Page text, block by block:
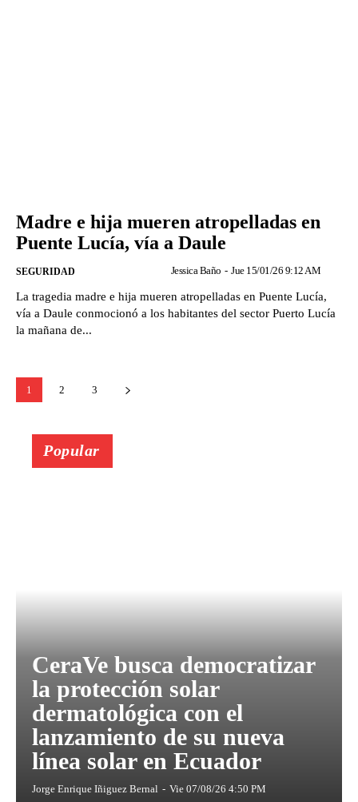
Madre e hija mueren atropelladas en
Puente Lucía, vía a Daule
SEGURIDAD Jessica Baño - Jue 15/01/26 9:12 AM
La tragedia madre e hija mueren atropelladas en Puente Lucía,
vía a Daule conmocionó a los habitantes del sector Puerto Lucía
la mañana de...
1 2 3
Popular
CeraVe busca democratizar
la protección solar
dermatológica con el
lanzamiento de su nueva
línea solar en Ecuador
Jorge Enrique Iñiguez Bernal - Vie 07/08/26 4:50 PM